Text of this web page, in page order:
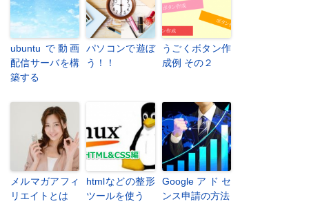
ubuntu で動画
配信サーバを構
築する
パソコンで遊ぼ
う！！
うごくボタン作
成例 その２
メルマガアフィ
リエイトとは
htmlなどの整形
ツールを使う
Googleアドセ
ンス申請の方法